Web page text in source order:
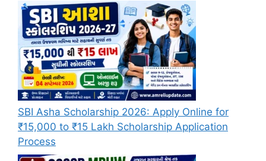
SBI Asha Scholarship 2026: Apply Online for
₹15,000 to ₹15 Lakh Scholarship Application
Process